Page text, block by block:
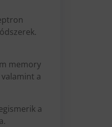
memory
a
a